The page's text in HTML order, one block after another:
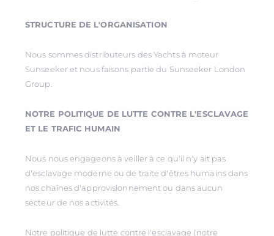
STRUCTURE DE L'ORGANISATION
Nous sommes distributeurs des Yachts à moteur
Sunseeker et nous faisons partie du Sunseeker London
Group.
NOTRE POLITIQUE DE LUTTE CONTRE L'ESCLAVAGE
ET LE TRAFIC HUMAIN
Nous nous engageons à veiller à ce qu'il n'y ait pas
d'esclavage moderne ou de traite d'êtres humains dans
nos chaînes d'approvisionnement ou dans aucun
secteur de nos activités.
Notre politique de lutte contre l'esclavage (notre